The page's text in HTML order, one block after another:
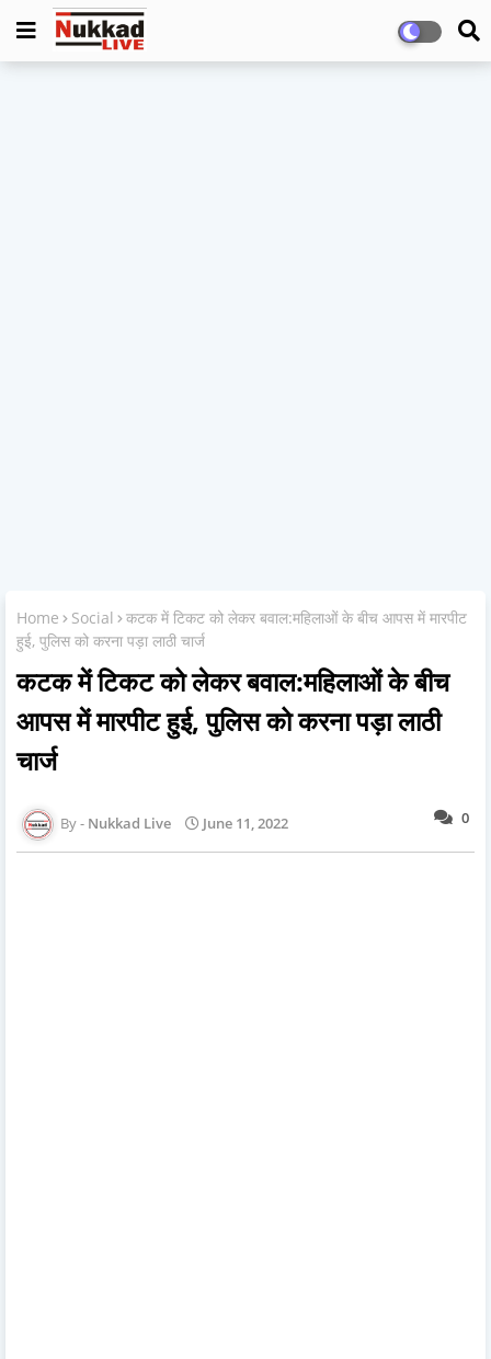
Home Social
कटक में टिकट को लेकर बवाल:महिलाओं के बीच आपस में मारपीट
हुई, पुलिस को करना पड़ा लाठी चार्ज
कटक में टिकट को लेकर बवाल:महिलाओं के बीच
आपस में मारपीट हुई, पुलिस को करना पड़ा लाठी
चार्ज
0
Nukkad Live June 11, 2022